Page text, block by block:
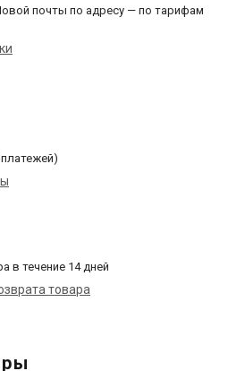
почты по адресу — по тарифам
в течение 14 дней
товара